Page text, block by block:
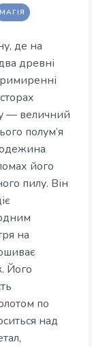
МАГІЯ
де на
древні
— величний
полум’я
його
пилу. Він
на
Його
по
над